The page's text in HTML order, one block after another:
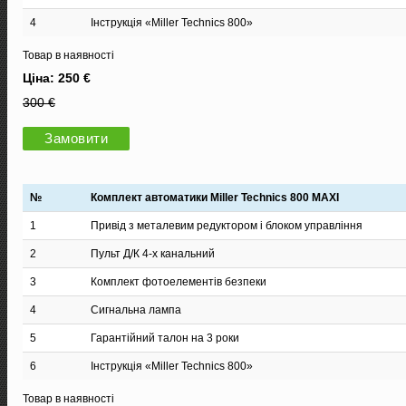
4 Інструкція «Miller Technics 800»
Товар в наявності
Ціна: 250 €
300 €
Замовити
№ Комплект автоматики Miller Technics 800 MAXI
1 Привід з металевим редуктором і блоком управління
2 Пульт Д/К 4-х канальний
3 Комплект фотоелементів безпеки
4 Сигнальна лампа
5 Гарантійний талон на 3 роки
6 Інструкція «Miller Technics 800»
Товар в наявності